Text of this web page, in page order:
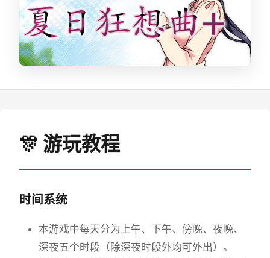
🎊 游玩教程
时间系统
本游戏中每天分为上午、下午、傍晚、夜晚、
深夜五个时段（除深夜时段外均可外出）。